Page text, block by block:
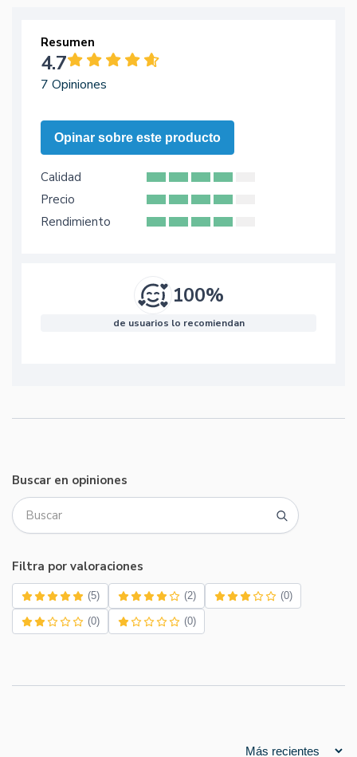
Resumen
4.7
7 Opiniones
Opinar sobre este producto
Calidad
Precio
Rendimiento
100%
de usuarios lo recomiendan
Buscar en opiniones
Filtra por valoraciones
(5) (2) (0)
(0) (0)